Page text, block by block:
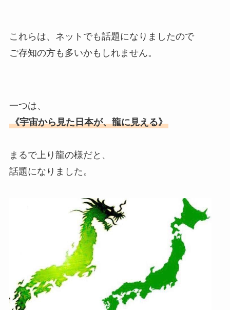
これらは、ネットでも話題になりましたので
ご存知の方も多いかもしれません。
一つは、
《宇宙から見た日本が、龍に見える》
まるで上り龍の様だと、
話題になりました。